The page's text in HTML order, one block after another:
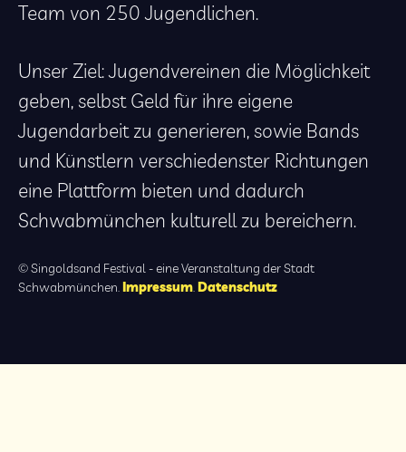
Team von 250 Jugendlichen.
Unser Ziel: Jugendvereinen die Möglichkeit
geben, selbst Geld für ihre eigene
Jugendarbeit zu generieren, sowie Bands
und Künstlern verschiedenster Richtungen
eine Plattform bieten und dadurch
Schwabmünchen kulturell zu bereichern.
© Singoldsand Festival - eine Veranstaltung der Stadt
Schwabmünchen. Impressum Datenschutz